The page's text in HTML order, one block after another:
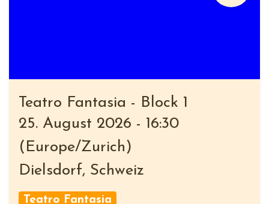
Teatro Fantasia - Block 1
25. August 2026 - 16:30
( Europe/Zurich )
Dielsdorf, Schweiz
Teatro Fantasia